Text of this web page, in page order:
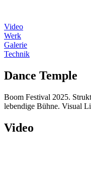
Video
Werk
Galerie
Technik
Dance Temple
Boom Festival 2025.
lebendige Bühne. Visual
Video